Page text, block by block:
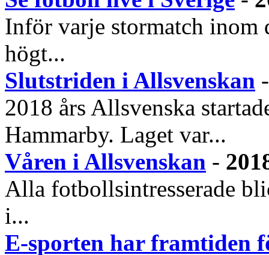
Inför varje stormatch inom
högt...
Slutstriden i Allsvenskan
2018 års Allsvenska
Hammarby. Laget var...
Våren i Allsvenskan -
Alla fotbollsintresserade
i...
E-sporten har framtiden